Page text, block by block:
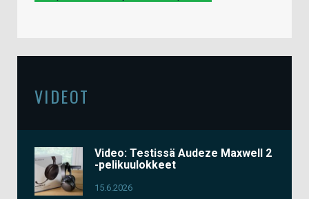
VIDEOT
Video: Testissä Audeze Maxwell 2
-pelikuulokkeet
15.6.2026